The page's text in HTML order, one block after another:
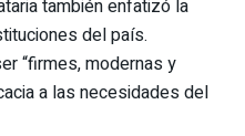
también enfatizó la
del país.
“firmes, modernas y
a las necesidades del